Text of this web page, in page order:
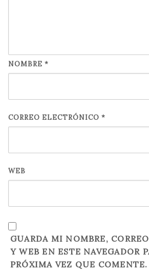
NOMBRE *
CORREO ELECTRÓNICO *
WEB
GUARDA MI NOMBRE,
Y WEB EN ESTE NAVEGADOR
PRÓXIMA VEZ QUE COMENTE.